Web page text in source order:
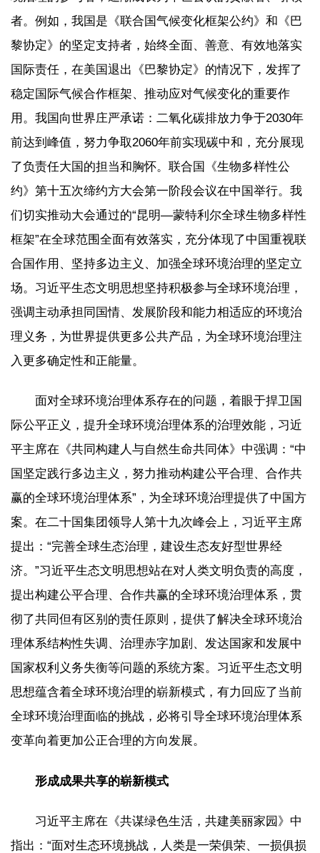
者。例如，我国是《联合国气候变化框架公约》和《巴
黎协定》的坚定支持者，始终全面、善意、有效地落实
国际责任，在美国退出《巴黎协定》的情况下，发挥了
稳定国际气候合作框架、推动应对气候变化的重要作
用。我国向世界庄严承诺：二氧化碳排放力争于2030年
前达到峰值，努力争取2060年前实现碳中和，充分展现
了负责任大国的担当和胸怀。联合国《生物多样性公
约》第十五次缔约方大会第一阶段会议在中国举行。我
们切实推动大会通过的“昆明—蒙特利尔全球生物多样性
框架”在全球范围全面有效落实，充分体现了中国重视联
合国作用、坚持多边主义、加强全球环境治理的坚定立
场。习近平生态文明思想坚持积极参与全球环境治理，
强调主动承担同国情、发展阶段和能力相适应的环境治
理义务，为世界提供更多公共产品，为全球环境治理注
入更多确定性和正能量。
面对全球环境治理体系存在的问题，着眼于捍卫国
际公平正义，提升全球环境治理体系的治理效能，习近
平主席在《共同构建人与自然生命共同体》中强调：“中
国坚定践行多边主义，努力推动构建公平合理、合作共
赢的全球环境治理体系”，为全球环境治理提供了中国方
案。在二十国集团领导人第十九次峰会上，习近平主席
提出：“完善全球生态治理，建设生态友好型世界经
济。”习近平生态文明思想站在对人类文明负责的高度，
提出构建公平合理、合作共赢的全球环境治理体系，贯
彻了共同但有区别的责任原则，提供了解决全球环境治
理体系结构性失调、治理赤字加剧、发达国家和发展中
国家权利义务失衡等问题的系统方案。习近平生态文明
思想蕴含着全球环境治理的崭新模式，有力回应了当前
全球环境治理面临的挑战，必将引导全球环境治理体系
变革向着更加公正合理的方向发展。
形成成果共享的崭新模式
习近平主席在《共谋绿色生活，共建美丽家园》中
指出：“面对生态环境挑战，人类是一荣俱荣、一损俱损